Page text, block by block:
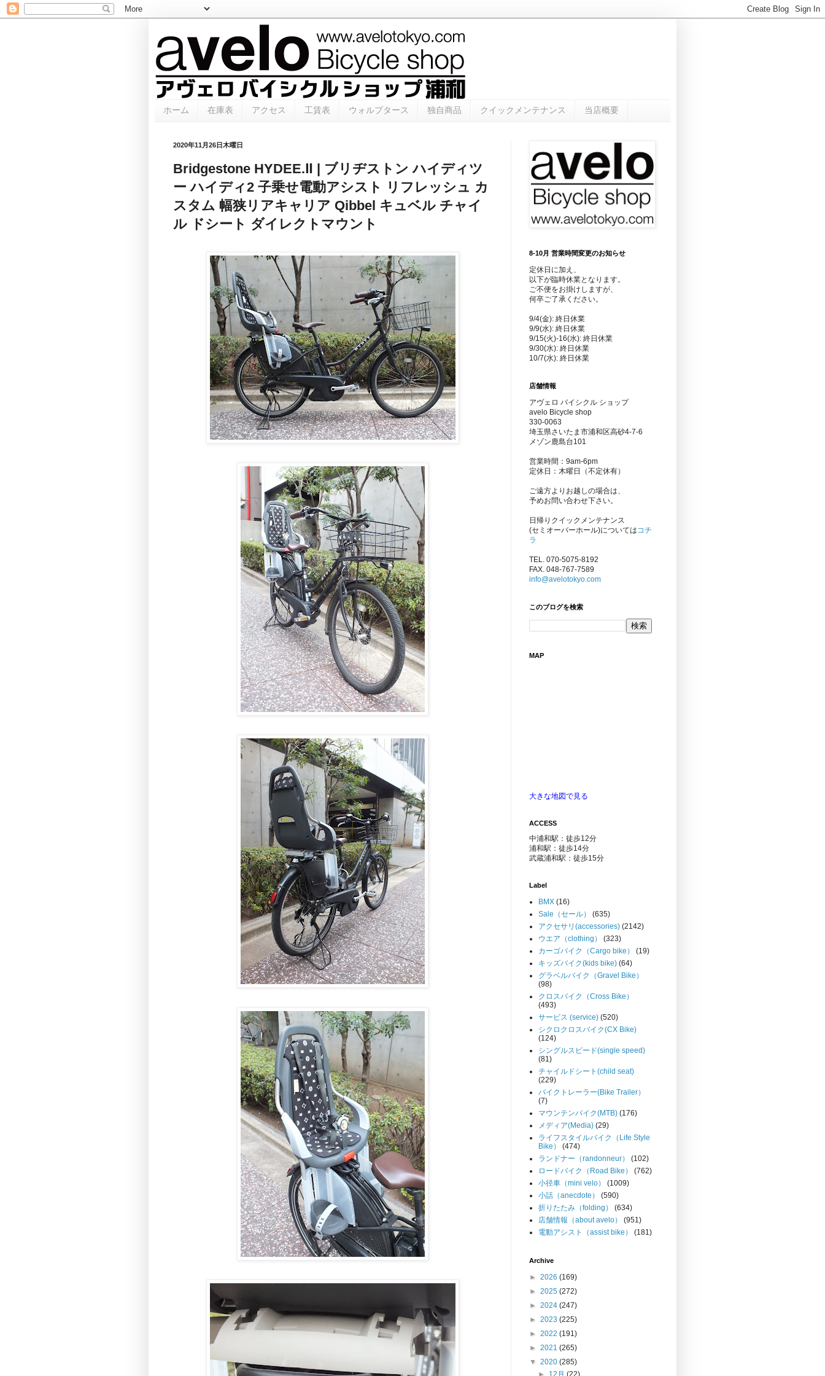
ホーム 在庫表 アクセス 工賃表 ウォルプタース 独自商品 クイックメンテナンス 当店概要
2020年11月26日木曜日
Bridgestone HYDEE.Ⅱ | ブリヂストン ハイディツ
ー ハイディ2 ⼦乗せ電動アシスト リフレッシュ カ
スタム 幅狭リアキャリア Qibbel キュベル チャイ
ル ドシート ダイレクトマウント
8-10月 営業時間変更のお知らせ
定休日に加え、
以下が臨時休業となります。
ご不便をお掛けしますが、
何卒ご了承ください。
9/4(金): 終日休業
9/9(水): 終日休業
9/15(火)-16(水): 終日休業
9/30(水): 終日休業
10/7(水): 終日休業
店舗情報
アヴェロ バイシクル ショップ
avelo Bicycle shop
330-0063
埼玉県さいたま市浦和区高砂4-7-6
メゾン鹿島台101
営業時間：9am-6pm
定休日：木曜日（不定休有）
ご遠方よりお越しの場合は、
予めお問い合わせ下さい。
日帰りクイックメンテナンス
(セミオーバーホール)については コチ
ラ
TEL. 070-5075-8192
FAX. 048-767-7589
info@avelotokyo.com
このブログを検索
MAP
大きな地図で見る
ACCESS
中浦和駅：徒歩12分
浦和駅：徒歩14分
武蔵浦和駅：徒歩15分
Label
BMX (16)
Sale（セール）
(635)
アクセサリ(accessories) (2142)
ウエア（clothing）
(323)
カーゴバイク（Cargo bike）
(19)
キッズバイク(kids bike) (64)
グラベルバイク（Gravel Bike）
(98)
クロスバイク（Cross Bike）
(493)
サービス (service) (520)
シクロクロスバイク(CX Bike)
(124)
シングルスピード(single speed)
(81)
チャイルドシート(child seat)
(229)
バイクトレーラー(Bike Trailer）
(7)
マウンテンバイク(MTB) (176)
メディア(Media) (29)
ライフスタイルバイク（Life Style
Bike）
(474)
ランドナー（randonneur）
(102)
ロードバイク（Road Bike）
(762)
小径車（mini velo）
(1009)
小話（anecdote）
(590)
折りたたみ（folding）
(634)
店舗情報（about avelo）
(951)
電動アシスト（assist bike）
(181)
Archive
► 2026 (169)
► 2025 (272)
► 2024 (247)
► 2023 (225)
► 2022 (191)
► 2021 (265)
▼ 2020 (285)
► 12月(22)